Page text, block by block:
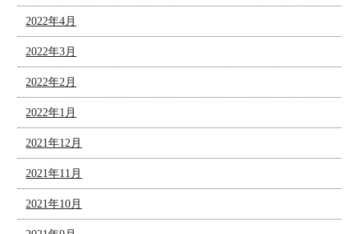
2022年4月
2022年3月
2022年2月
2022年1月
2021年12月
2021年11月
2021年10月